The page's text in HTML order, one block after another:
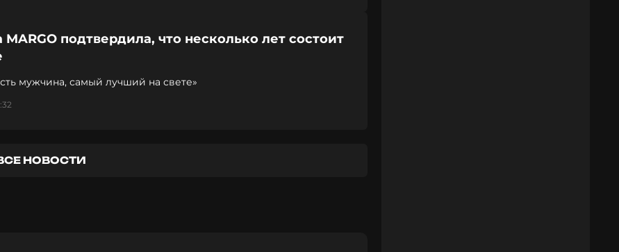
подтвердила, что несколько лет состоит
мужчина, самый лучший на свете»
НОВОСТИ